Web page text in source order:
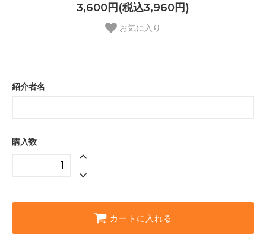
3,600円(税込3,960円)
お気に入り
紹介者名
購入数
カートに入れる